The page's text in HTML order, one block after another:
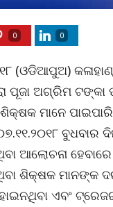
0 0
(ଓଡିଆପୁଅ)
ପୂଜା ଅଗ୍ରିମ
ମାନେ
ବୁଧବାର
ଆଲୋଚନା
ଶିକ୍ଷକ ମାନଙ୍କ
ଏବଂ